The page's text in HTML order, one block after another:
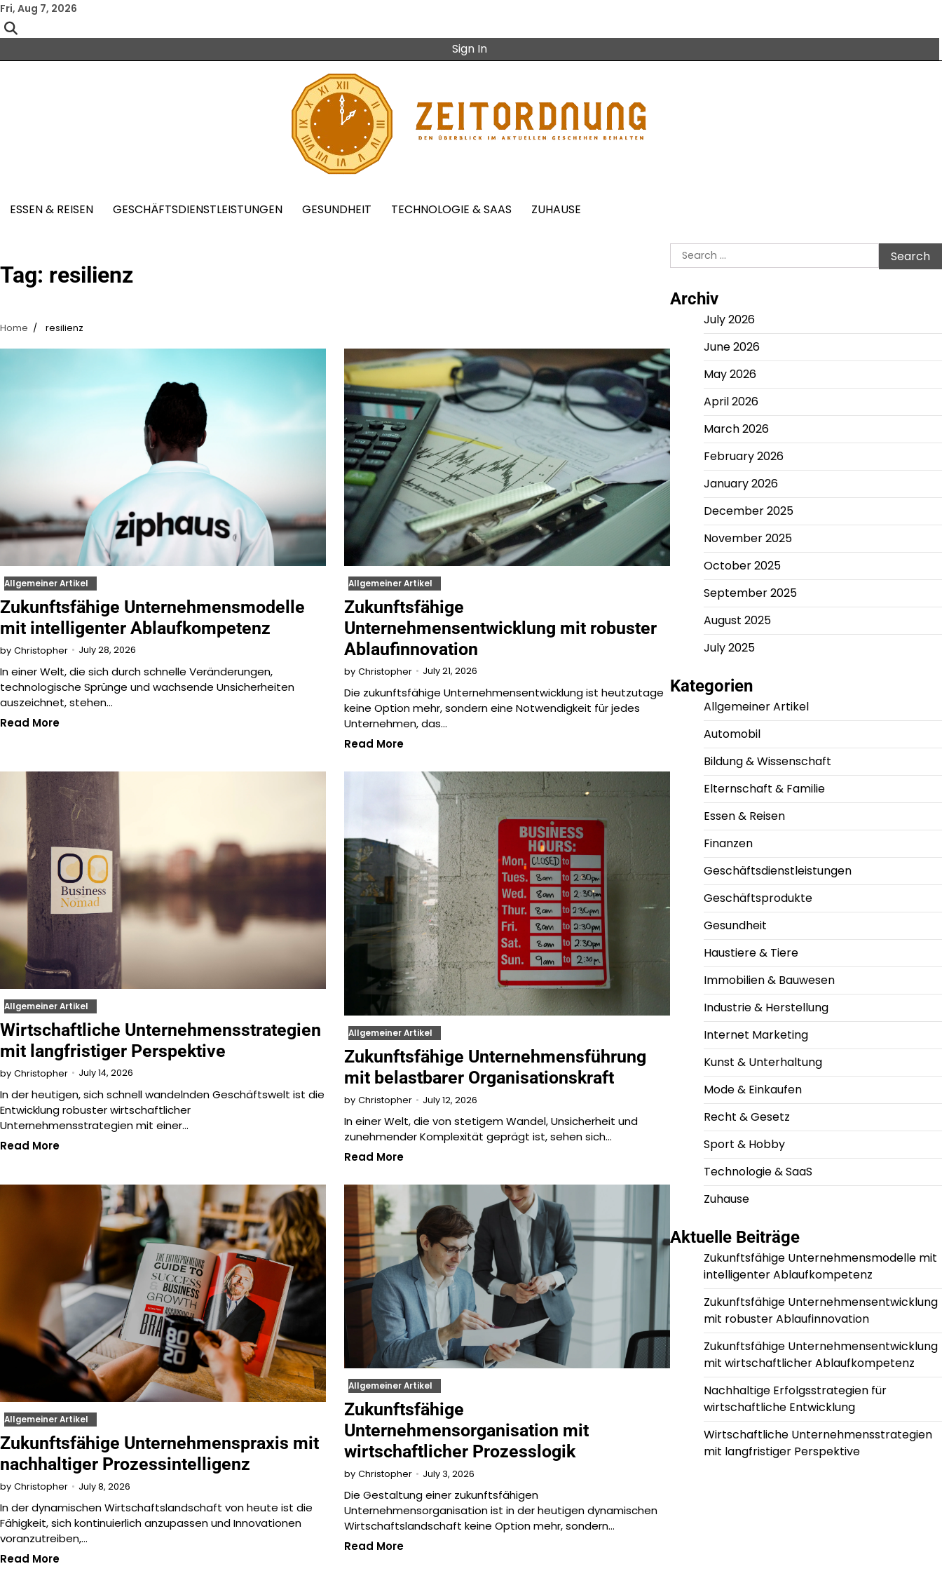
Skip
to
content
Fri, Aug 7, 2026
Sign In
ESSEN & REISEN GESCHÄFTSDIENSTLEISTUNGEN GESUNDHEIT TECHNOLOGIE & SAAS ZUHAUSE
Tag: resilienz
Home resilienz
Allgemeiner Artikel
Zukunftsfähige Unternehmensmodelle
mit intelligenter Ablaufkompetenz
by Christopher July 28, 2026
In einer Welt, die sich durch schnelle Veränderungen,
technologische Sprünge und wachsende Unsicherheiten
auszeichnet, stehen…
Read More
Allgemeiner Artikel
Zukunftsfähige
Unternehmensentwicklung mit robuster
Ablaufinnovation
by Christopher July 21, 2026
Die zukunftsfähige Unternehmensentwicklung ist heutzutage
keine Option mehr, sondern eine Notwendigkeit für jedes
Unternehmen, das…
Read More
Allgemeiner Artikel
Wirtschaftliche Unternehmensstrategien
mit langfristiger Perspektive
by Christopher July 14, 2026
In der heutigen, sich schnell wandelnden Geschäftswelt ist die
Entwicklung robuster wirtschaftlicher
Unternehmensstrategien mit einer…
Read More
Allgemeiner Artikel
Zukunftsfähige Unternehmensführung
mit belastbarer Organisationskraft
by Christopher July 12, 2026
In einer Welt, die von stetigem Wandel, Unsicherheit und
zunehmender Komplexität geprägt ist, sehen sich…
Read More
Allgemeiner Artikel
Zukunftsfähige Unternehmenspraxis mit
nachhaltiger Prozessintelligenz
by Christopher July 8, 2026
In der dynamischen Wirtschaftslandschaft von heute ist die
Fähigkeit, sich kontinuierlich anzupassen und Innovationen
voranzutreiben,…
Read More
Allgemeiner Artikel
Zukunftsfähige
Unternehmensorganisation mit
wirtschaftlicher Prozesslogik
by Christopher July 3, 2026
Die Gestaltung einer zukunftsfähigen
Unternehmensorganisation ist in der heutigen dynamischen
Wirtschaftslandschaft keine Option mehr, sondern…
Read More
Search
for:
Archiv
July 2026
June 2026
May 2026
April 2026
March 2026
February 2026
January 2026
December 2025
November 2025
October 2025
September 2025
August 2025
July 2025
Kategorien
Allgemeiner Artikel
Automobil
Bildung & Wissenschaft
Elternschaft & Familie
Essen & Reisen
Finanzen
Geschäftsdienstleistungen
Geschäftsprodukte
Gesundheit
Haustiere & Tiere
Immobilien & Bauwesen
Industrie & Herstellung
Internet Marketing
Kunst & Unterhaltung
Mode & Einkaufen
Recht & Gesetz
Sport & Hobby
Technologie & SaaS
Zuhause
Aktuelle Beiträge
Zukunftsfähige Unternehmensmodelle mit
intelligenter Ablaufkompetenz
Zukunftsfähige Unternehmensentwicklung
mit robuster Ablaufinnovation
Zukunftsfähige Unternehmensentwicklung
mit wirtschaftlicher Ablaufkompetenz
Nachhaltige Erfolgsstrategien für
wirtschaftliche Entwicklung
Wirtschaftliche Unternehmensstrategien
mit langfristiger Perspektive